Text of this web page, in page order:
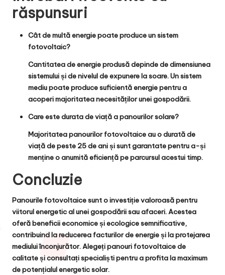
răspunsuri
Cât de multă energie poate produce un sistem
fotovoltaic?
Cantitatea de energie produsă depinde de dimensiunea
sistemului și de nivelul de expunere la soare. Un sistem
mediu poate produce suficientă energie pentru a
acoperi majoritatea necesităților unei gospodării.
Care este durata de viață a panourilor solare?
Majoritatea panourilor fotovoltaice au o durată de
viață de peste 25 de ani și sunt garantate pentru a-și
menține o anumită eficiență pe parcursul acestui timp.
Concluzie
Panourile fotovoltaice sunt o investiție valoroasă pentru
viitorul energetic al unei gospodării sau afaceri. Acestea
oferă beneficii economice și ecologice semnificative,
contribuind la reducerea facturilor de energie și la protejarea
mediului înconjurător. Alegeți panouri fotovoltaice de
calitate și consultați specialiști pentru a profita la maximum
de potențialul energetic solar.